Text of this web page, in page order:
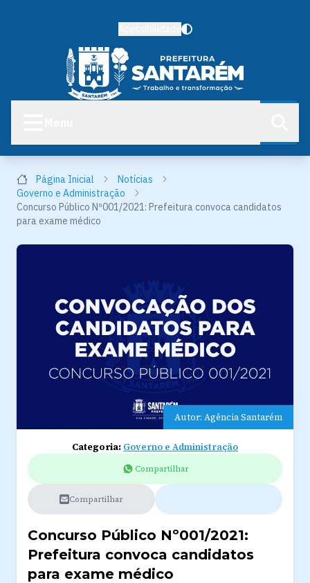
Página Inicial
Notícias
Governo e Administração
Concurso Público Nº001/2021: Prefeitura convoca candidatos
para exame médico
Autor: Agência Santarém
Categoria: Governo e Administração
Compartilhar
Compartilhar
Concurso Público Nº001/2021:
Prefeitura convoca candidatos
para exame médico